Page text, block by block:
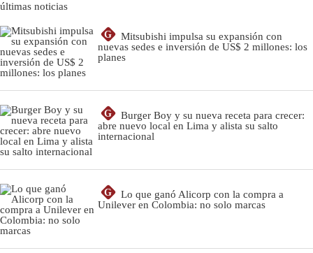
últimas noticias
G
Mitsubishi impulsa su expansión con
nuevas sedes e inversión de US$ 2 millones: los
planes
G
Burger Boy y su nueva receta para crecer:
abre nuevo local en Lima y alista su salto
internacional
G
Lo que ganó Alicorp con la compra a
Unilever en Colombia: no solo marcas